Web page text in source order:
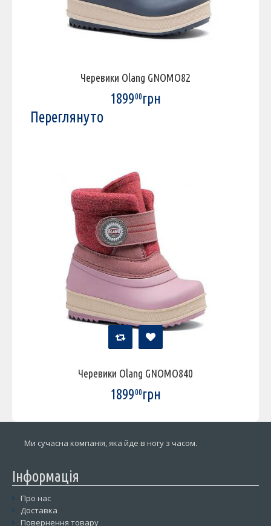
Черевики Olang GNOMO82
189900грн
Переглянуто
Черевики Olang GNOMO840
189900грн
Ми сучасна компанія, яка йде в ногу з часом.
Інформація
Про нас
Доставка
Повернення товару